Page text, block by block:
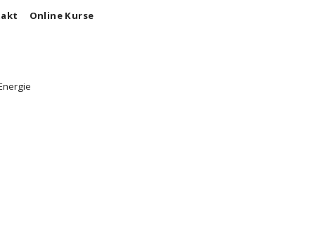
Online Kurse